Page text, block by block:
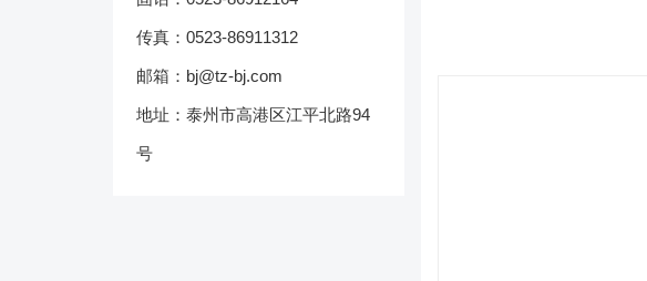
传真：0523-86911312
邮箱：bj@tz-bj.com
地址：泰州市高港区江平北路94
号